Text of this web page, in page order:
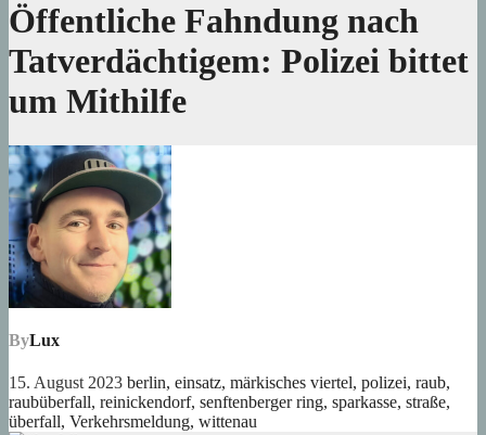
Öffentliche Fahndung nach
Tatverdächtigem: Polizei bittet
um Mithilfe
ByLux
15. August 2023 berlin, einsatz, märkisches viertel, polizei, raub,
raubüberfall, reinickendorf, senftenberger ring, sparkasse, straße,
überfall, Verkehrsmeldung, wittenau